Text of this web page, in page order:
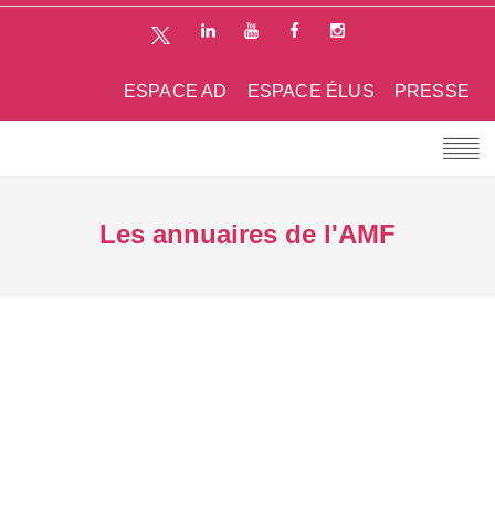
PRESSE
ESPACE ÉLUS
ESPACE AD
Les annuaires de l'AMF